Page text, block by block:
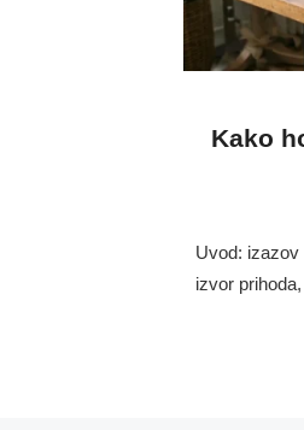
Kako
Uvod: izazov
izvor